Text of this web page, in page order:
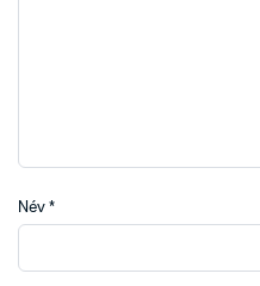
Név *